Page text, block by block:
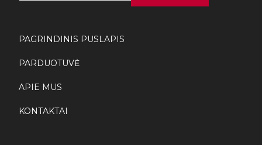
*PAGRINDINIS PUSLAPIS
PARDUOTUVĖ
APIE MUS
KONTAKTAI